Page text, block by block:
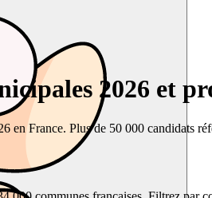
2026 et
en France. Plus de 50 000 candidats